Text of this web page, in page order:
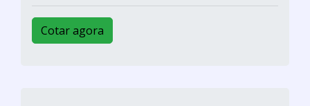
Cotar agora